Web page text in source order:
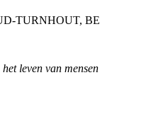
TURNHOUT, BE
leven van mensen